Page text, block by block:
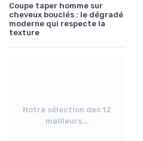
Coupe taper homme sur
cheveux bouclés : le dégradé
moderne qui respecte la
texture
Notre sélection des 12
meilleurs...